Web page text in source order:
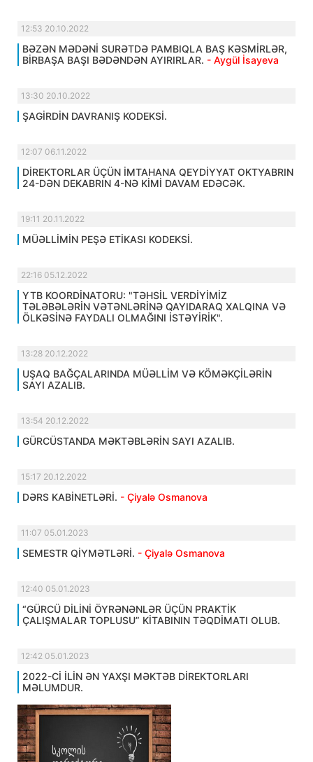
12:53 20.10.2022
BƏZƏN MƏDƏNİ SURƏTDƏ PAMBIQLA BAŞ KƏSMİRLƏR,
BİRBAŞA BAŞI BƏDƏNDƏN AYIRIRLAR. - Aygül İsayeva
13:30 20.10.2022
ŞAGİRDİN DAVRANIŞ KODEKSİ.
12:07 06.11.2022
DİREKTORLAR ÜÇÜN İMTAHANA QEYDİYYAT OKTYABRIN
24-DƏN DEKABRIN 4-NƏ KİMİ DAVAM EDƏCƏK.
19:11 20.11.2022
MÜƏLLİMİN PEŞƏ ETİKASI KODEKSİ.
22:16 05.12.2022
YTB KOORDİNATORU: "TƏHSİL VERDİYİMİZ
TƏLƏBƏLƏRİN VƏTƏNLƏRİNƏ QAYIDARAQ XALQINA VƏ
ÖLKƏSİNƏ FAYDALI OLMAĞINI İSTƏYİRİK".
13:28 20.12.2022
UŞAQ BAĞÇALARINDA MÜƏLLİM VƏ KÖMƏKÇİLƏRİN
SAYI AZALIB.
13:54 20.12.2022
GÜRCÜSTANDA MƏKTƏBLƏRİN SAYI AZALIB.
15:17 20.12.2022
DƏRS KABİNETLƏRİ. - Çiyalə Osmanova
11:07 05.01.2023
SEMESTR QİYMƏTLƏRİ. - Çiyalə Osmanova
12:40 05.01.2023
“GÜRCÜ DİLİNİ ÖYRƏNƏNLƏR ÜÇÜN PRAKTİK
ÇALIŞMALAR TOPLUSU” KİTABININ TƏQDİMATI OLUB.
12:42 05.01.2023
2022-Cİ İLİN ƏN YAXŞI MƏKTƏB DİREKTORLARI
MƏLUMDUR.